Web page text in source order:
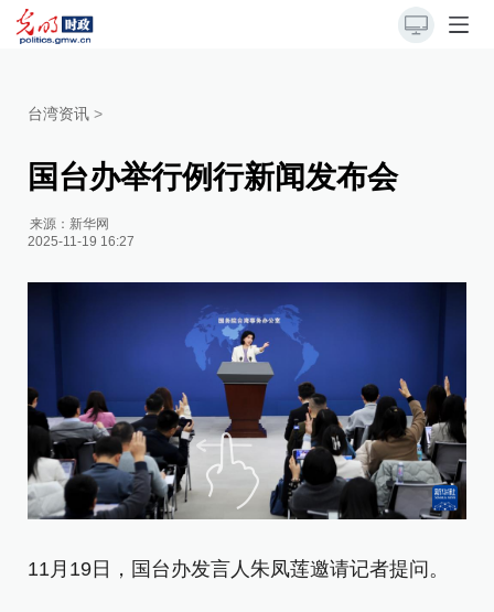
台湾资讯 >
国台办举行例行新闻发布会
来源： 新华网
2025-11-19 16:27
11月19日，国台办发言人朱凤莲邀请记者提问。